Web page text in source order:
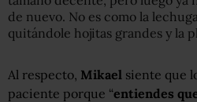
de nuevo. No es como la
quitándole hojitas grandes y la
Al respecto, Mikael siente que
paciente porque “entiendes